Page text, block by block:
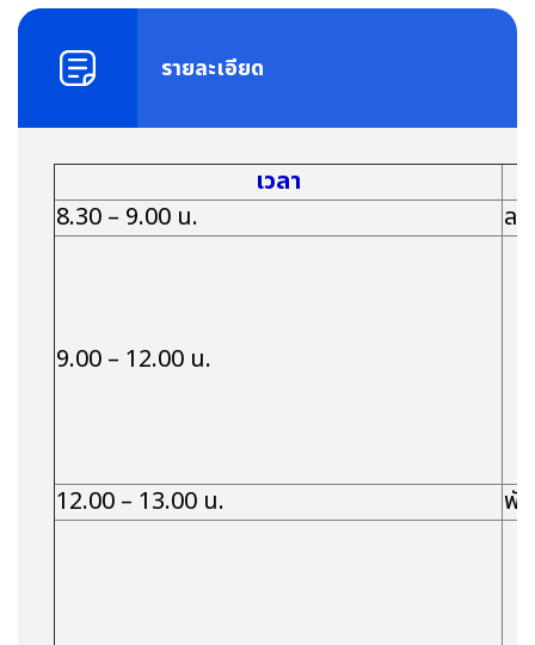
รายละเอียด
เวลา
8.30 – 9.00 น.
ล
9.00 – 12.00 น.
12.00 – 13.00 น. พั